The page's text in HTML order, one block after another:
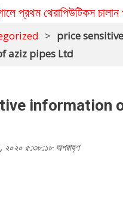
প্রথম থেরাপিউটিকস চালান
> price sensitive
aziz pipes Ltd
information
২০২০ ৫:৩৮:১৮ অপরাহ্ণ